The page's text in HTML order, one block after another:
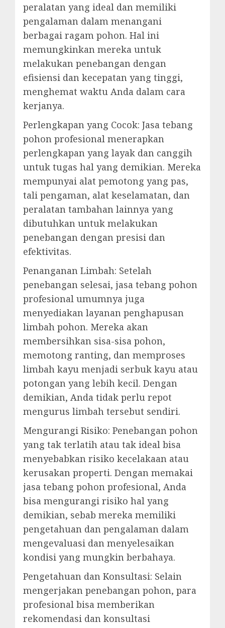
peralatan yang ideal dan memiliki
pengalaman dalam menangani
berbagai ragam pohon. Hal ini
memungkinkan mereka untuk
melakukan penebangan dengan
efisiensi dan kecepatan yang tinggi,
menghemat waktu Anda dalam cara
kerjanya.
Perlengkapan yang Cocok: Jasa tebang
pohon profesional menerapkan
perlengkapan yang layak dan canggih
untuk tugas hal yang demikian. Mereka
mempunyai alat pemotong yang pas,
tali pengaman, alat keselamatan, dan
peralatan tambahan lainnya yang
dibutuhkan untuk melakukan
penebangan dengan presisi dan
efektivitas.
Penanganan Limbah: Setelah
penebangan selesai, jasa tebang pohon
profesional umumnya juga
menyediakan layanan penghapusan
limbah pohon. Mereka akan
membersihkan sisa-sisa pohon,
memotong ranting, dan memproses
limbah kayu menjadi serbuk kayu atau
potongan yang lebih kecil. Dengan
demikian, Anda tidak perlu repot
mengurus limbah tersebut sendiri.
Mengurangi Risiko: Penebangan pohon
yang tak terlatih atau tak ideal bisa
menyebabkan risiko kecelakaan atau
kerusakan properti. Dengan memakai
jasa tebang pohon profesional, Anda
bisa mengurangi risiko hal yang
demikian, sebab mereka memiliki
pengetahuan dan pengalaman dalam
mengevaluasi dan menyelesaikan
kondisi yang mungkin berbahaya.
Pengetahuan dan Konsultasi: Selain
mengerjakan penebangan pohon, para
profesional bisa memberikan
rekomendasi dan konsultasi